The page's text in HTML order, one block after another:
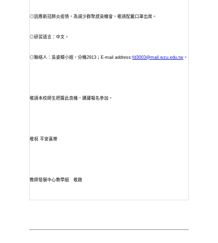
◎因應新冠肺炎疫情 ， 為減少群聚感染機會， 敬請配戴口罩出席 。
◎研習語言：中文。
◎聯絡人：吳姿嫻小姐，分機2913 ； E-mail address:fd3003@mail.wzu.edu.tw 。
敬請本校師生把握此良機，踴躍報名參加。
敬祝 平安喜樂
教師發展中心教學組 敬啟